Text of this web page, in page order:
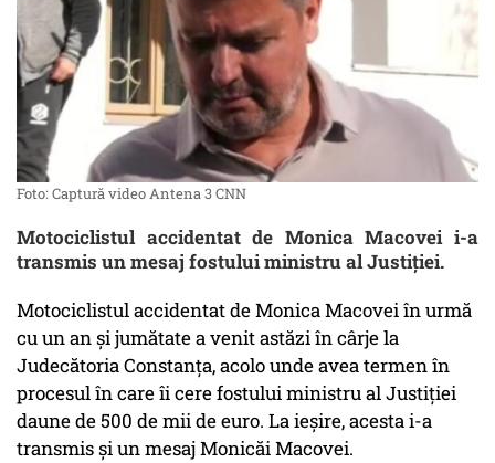
Foto: Captură video Antena 3 CNN
Motociclistul accidentat de Monica Macovei i-a
transmis un mesaj fostului ministru al Justiției.
Motociclistul accidentat de Monica Macovei în urmă
cu un an și jumătate a venit astăzi în cârje la
Judecătoria Constanța, acolo unde avea termen în
procesul în care îi cere fostului ministru al Justiției
daune de 500 de mii de euro. La ieșire, acesta i-a
transmis și un mesaj Monicăi Macovei.